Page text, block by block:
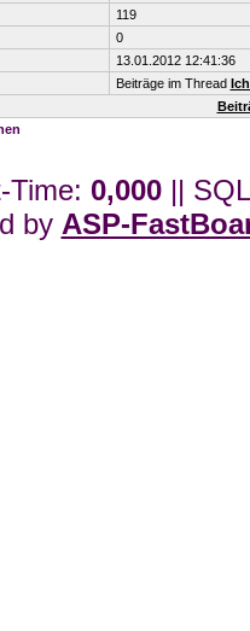
119
0
13.01.2012 12:41:36
Beiträge im Thread
Time: 0,000||
by ASP-